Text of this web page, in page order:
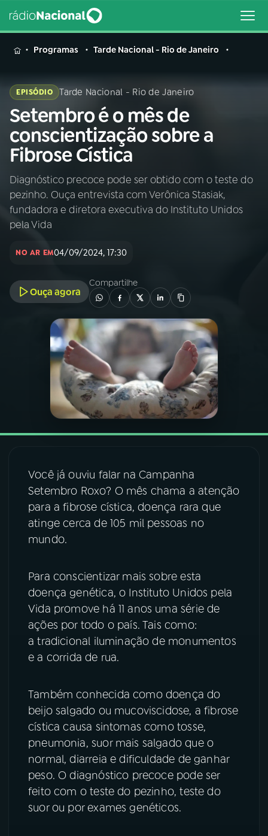
MENU
Buscar
na
Rádio
Nacional
Buscar
AO VIVO
02A RÁDIO
03PROGRAMAÇÃO
PROGRAMAS
PODCASTS
VIDEOCASTS
08FESTIVAL DE MÚSICA
Instagram X
TikTok
Programas Tarde Nacional - Rio de Janeiro
EPISÓDIO Tarde Nacional - Rio de Janeiro
Setembro é o mês de
conscientização sobre a
Fibrose Cística
Diagnóstico precoce pode ser obtido com o teste do
pezinho. Ouça entrevista com Verônica Stasiak,
fundadora e diretora executiva do Instituto Unidos
pela Vida
NO AR EM04/09/2024, 17:30
Ouça agora
Compartilhe
Você já ouviu falar na Campanha
Setembro Roxo? O mês chama a atenção
para a fibrose cística, doença rara que
atinge cerca de 105 mil pessoas no
mundo.
Para conscientizar mais sobre esta
doença genética, o Instituto Unidos pela
Vida promove há 11 anos uma série de
ações por todo o país. Tais como:
a tradicional iluminação de monumentos
e a corrida de rua.
Também conhecida como doença do
beijo salgado ou mucoviscidose, a fibrose
cística causa sintomas como tosse,
pneumonia, suor mais salgado que o
normal, diarreia e dificuldade de ganhar
peso. O diagnóstico precoce pode ser
feito com o teste do pezinho, teste do
suor ou por exames genéticos.